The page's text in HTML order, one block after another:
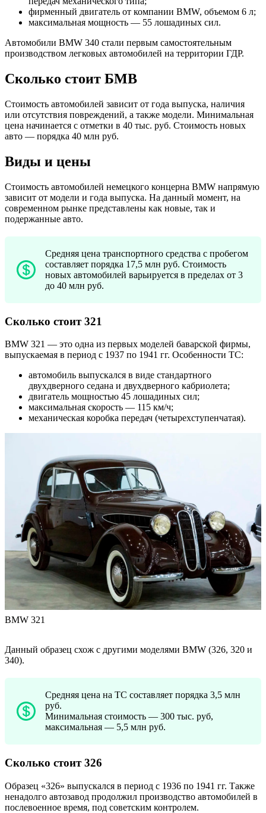
фирменный двигатель от компании BMW, объемом 6 л;
максимальная мощность — 55 лошадиных сил.
Автомобили BMW 340 стали первым самостоятельным
производством легковых автомобилей на территории ГДР.
Сколько стоит БМВ
Стоимость автомобилей зависит от года выпуска, наличия
или отсутствия повреждений, а также модели. Минимальная
цена начинается с отметки в 40 тыс. руб. Стоимость новых
авто — порядка 40 млн руб.
Виды и цены
Стоимость автомобилей немецкого концерна BMW напрямую
зависит от модели и года выпуска. На данный момент, на
современном рынке представлены как новые, так и
подержанные авто.
Средняя цена транспортного средства с пробегом
составляет порядка 17,5 млн руб. Стоимость
новых автомобилей варьируется в пределах от 3
до 40 млн руб.
Сколько стоит 321
BMW 321 — это одна из первых моделей баварской фирмы,
выпускаемая в период с 1937 по 1941 гг. Особенности ТС:
автомобиль выпускался в виде стандартного
двухдверного седана и двухдверного кабриолета;
двигатель мощностью 45 лошадиных сил;
максимальная скорость — 115 км/ч;
механическая коробка передач (четырехступенчатая).
BMW 321
Данный образец схож с другими моделями BMW (326, 320 и
340).
Средняя цена на ТС составляет порядка 3,5 млн
руб.
Минимальная стоимость — 300 тыс. руб,
максимальная — 5,5 млн руб.
Сколько стоит 326
Образец «326» выпускался в период с 1936 по 1941 гг. Также
ненадолго автозавод продолжил производство автомобилей в
послевоенное время, под советским контролем.